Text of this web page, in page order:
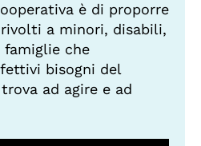
è di proporre
a minori, disabili,
che
bisogni del
ad agire e ad